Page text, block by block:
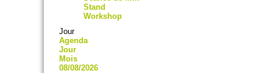
Stand
Workshop
Jour
Agenda
Jour
Mois
08/08/2026